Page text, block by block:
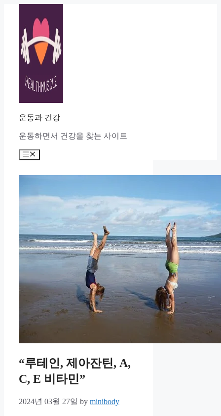
운동과 건강
운동하면서 건강을 찾는 사이트
Menu
“루테인, 제아잔틴, A,
C, E 비타민”
2024년 03월 27일 by minibody